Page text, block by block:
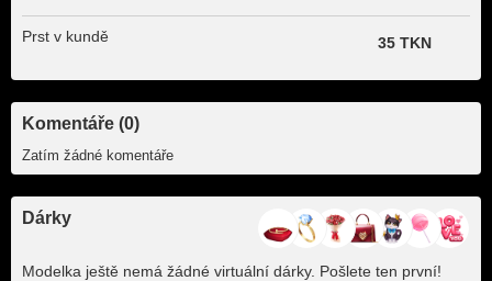
Prst v kundě 35 TKN
Komentáře (0)
Zatím žádné komentáře
Dárky
Modelka ještě nemá žádné virtuální dárky. Pošlete ten první!